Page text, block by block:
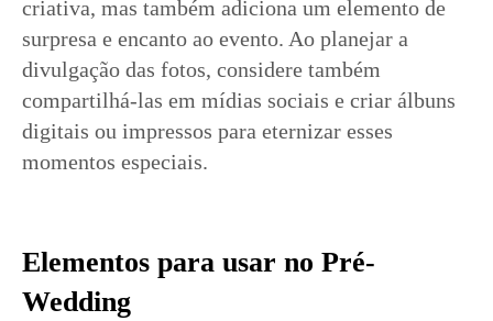
criativa, mas também adiciona um elemento de
surpresa e encanto ao evento. Ao planejar a
divulgação das fotos, considere também
compartilhá-las em mídias sociais e criar álbuns
digitais ou impressos para eternizar esses
momentos especiais.
Elementos para usar no Pré-
Wedding